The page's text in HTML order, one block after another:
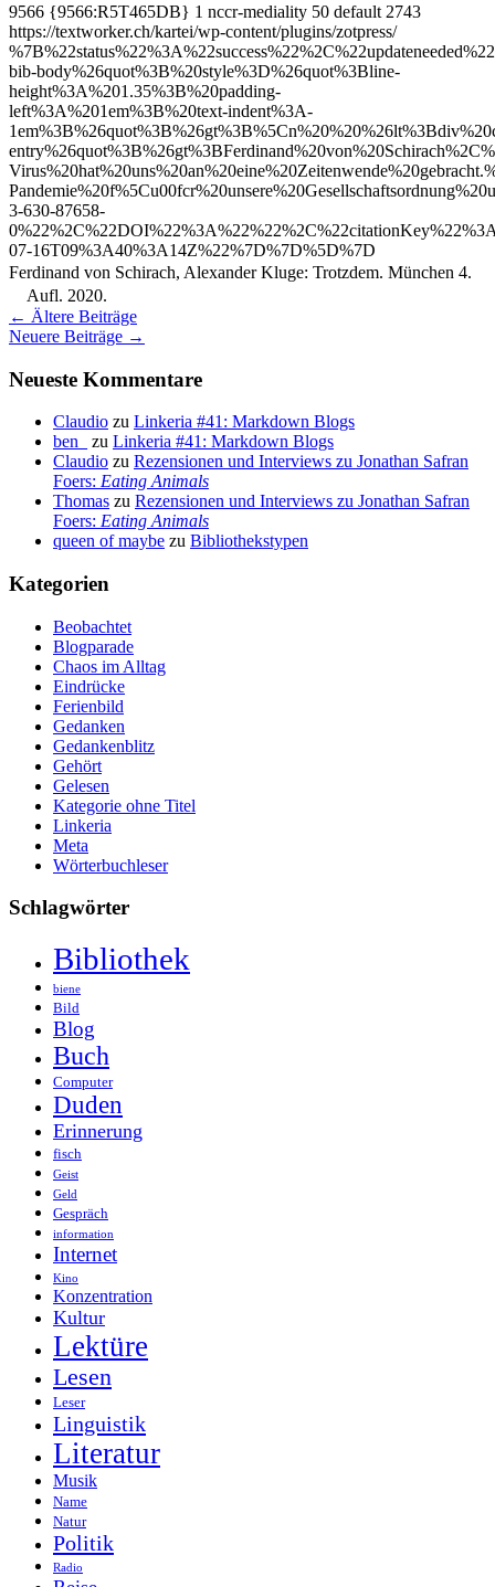
9566 {9566:R5T465DB} 1 nccr-mediality 50 default 2743
https://textworker.ch/kartei/wp-content/plugins/zotpress/
bib-body%26quot%3B%20style%3D%26quot%3Bline-
height%3A%201.35%3B%20padding-
left%3A%201em%3B%20text-indent%3A-
3-630-87658-
07-16T09%3A40%3A14Z%22%7D%7D%5D%7D
Ferdinand von Schirach, Alexander Kluge: Trotzdem. München 4.
Aufl. 2020.
Beitragsnavigation
← Ältere Beiträge
Neuere Beiträge →
Neueste Kommentare
Claudio zu Linkeria #41: Markdown Blogs
ben_
zu Linkeria #41: Markdown Blogs
Claudio zu Rezensionen und Interviews zu Jonathan Safran
Foers: Eating Animals
Thomas zu Rezensionen und Interviews zu Jonathan Safran
Foers: Eating Animals
queen of maybe zu Bibliothekstypen
Kategorien
Beobachtet
Blogparade
Chaos im Alltag
Eindrücke
Ferienbild
Gedanken
Gedankenblitz
Gehört
Gelesen
Kategorie ohne Titel
Linkeria
Meta
Wörterbuchleser
Schlagwörter
Bibliothek
biene
Bild
Blog
Buch
Computer
Duden
Erinnerung
fisch
Geist
Geld
Gespräch
information
Internet
Kino
Konzentration
Kultur
Lektüre
Lesen
Leser
Linguistik
Literatur
Musik
Name
Natur
Politik
Radio